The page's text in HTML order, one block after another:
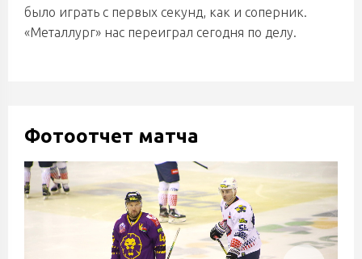
было играть с первых секунд, как и соперник.
«Металлург» нас переиграл сегодня по делу.
Фотоотчет матча